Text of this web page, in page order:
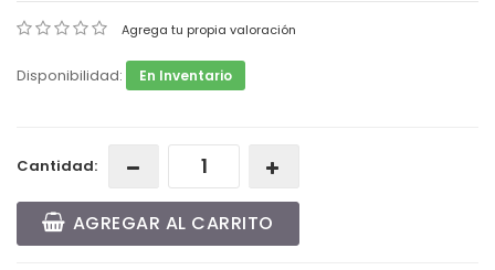
Agrega tu propia valoración
Disponibilidad: En Inventario
Cantidad:
AGREGAR AL CARRITO